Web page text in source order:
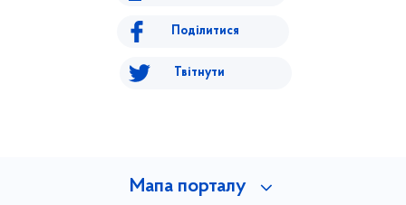
Поділитися
Твітнути
Мапа порталу